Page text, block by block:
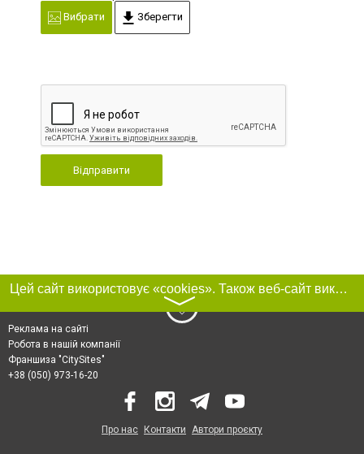
Вибрати
Зберегти
Відправити
Цей сайт використовує «cookies». Також веб-сайт використовує інтернет-сервіс для збору технічних даних стосовно відвідувачів з метою отримання маркетингової та статистичної інформації. Умови обробки даних відвідувачів сайту див.
〉
Реклама на сайті
Робота в нашій компанії
Франшиза "CitySites"
+38 (050) 973-16-20
Про нас Контакти Автори проєкту